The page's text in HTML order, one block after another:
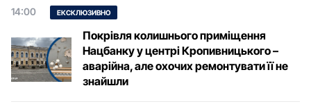
14:00 ЕКСКЛЮЗИВНО
Покрівля колишнього приміщення
Нацбанку у центрі Кропивницького –
аварійна, але охочих ремонтувати її не
знайшли